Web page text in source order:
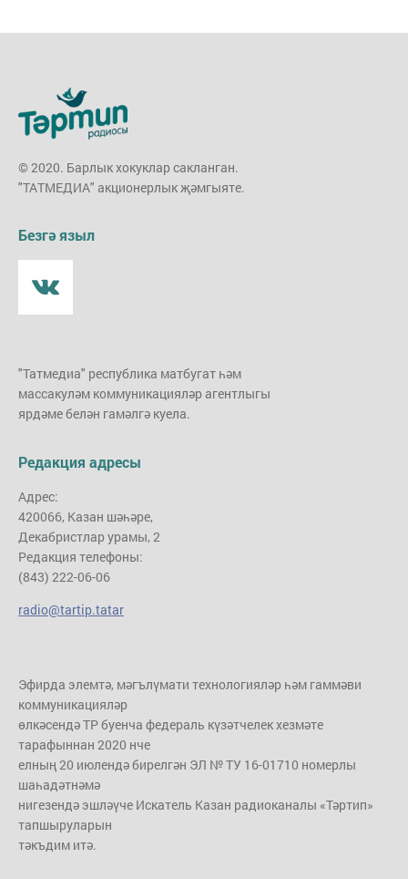
© 2020. Барлык хокуклар сакланган.
"ТАТМЕДИА" акционерлык җәмгыяте.
"Татмедиа" республика матбугат һәм
массакуләм коммуникацияләр агентлыгы
ярдәме белән гамәлгә куела.
Редакция адресы
Адрес:
420066, Казан шәһәре,
Декабристлар урамы, 2
Редакция телефоны:
(843) 222-06-06
radio@tartip.tatar
Безгә языл
Эфирда элемтә, мәгълүмати технологияләр һәм гаммәви
коммуникацияләр
өлкәсендә ТР буенча федераль күзәтчелек хезмәте
тарафыннан 2020 нче
елның 20 июлендә бирелгән ЭЛ № ТУ 16-01710 номерлы
шаһадәтнәмә
нигезендә эшләүче Искатель Казан радиоканалы «Тәртип»
тапшыруларын
тәкъдим итә.